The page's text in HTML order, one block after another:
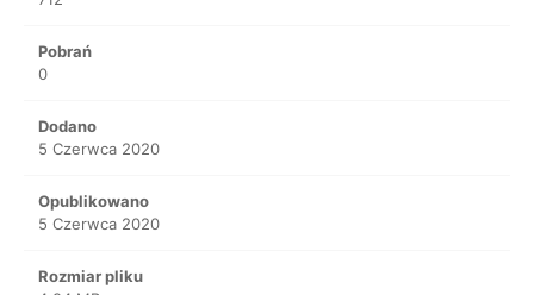
Pobrań
0
Dodano
5 Czerwca 2020
Opublikowano
5 Czerwca 2020
Rozmiar pliku